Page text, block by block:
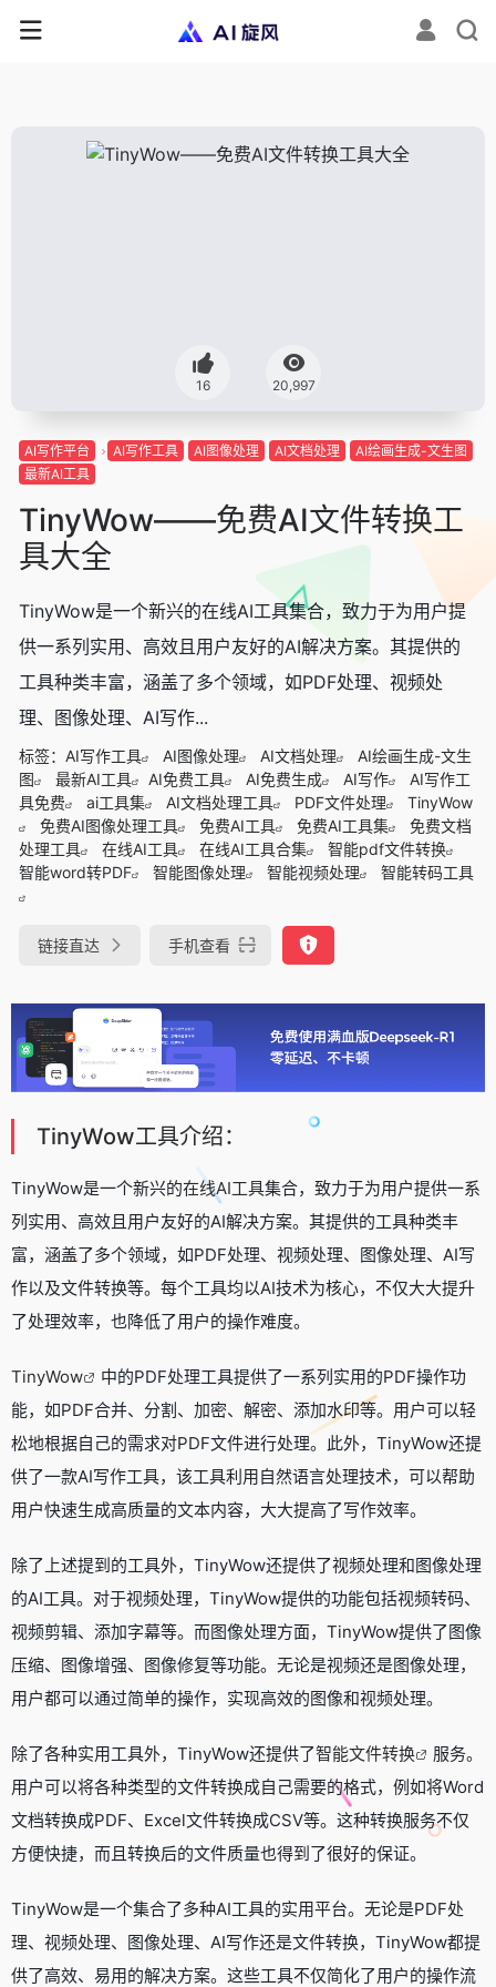
16 20,997
AI写作平台 AI写作工具 AI图像处理 AI文档处理
AI绘画生成-文生图
最新AI工具
TinyWow——免费AI文件转换工
具大全
TinyWow是一个新兴的在线AI工具集合，致力于为用户提
供一系列实用、高效且用户友好的AI解决方案。其提供的
工具种类丰富，涵盖了多个领域，如PDF处理、视频处
理、图像处理、AI写作...
标签： AI写作工具 AI图像处理 AI文档处理
AI绘画生成-文生
图
最新AI工具 AI免费工具 AI免费生成 AI写作
AI写作工
具免费
ai工具集 AI文档处理工具 PDF文件处理
TinyWow
免费AI图像处理工具
免费AI工具 免费AI工具集
免费文档
处理工具
在线AI工具 在线AI工具合集
智能pdf文件转换
智能word转PDF
智能图像处理 智能视频处理 智能转码工具
链接直达 手机查看
TinyWow工具介绍：
TinyWow是一个新兴的在线AI工具集合，致力于为用户提供一系
列实用、高效且用户友好的AI解决方案。其提供的工具种类丰
富，涵盖了多个领域，如PDF处理、视频处理、图像处理、AI写
作以及文件转换等。每个工具均以AI技术为核心，不仅大大提升
了处理效率，也降低了用户的操作难度。
TinyWow
中的PDF处理工具提供了一系列实用的PDF操作功
能，如PDF合并、分割、加密、解密、添加水印等。用户可以轻
松地根据自己的需求对PDF文件进行处理。此外，TinyWow还提
供了一款AI写作工具，该工具利用自然语言处理技术，可以帮助
用户快速生成高质量的文本内容，大大提高了写作效率。
除了上述提到的工具外，TinyWow还提供了视频处理和图像处理
的AI工具。对于视频处理，TinyWow提供的功能包括视频转码、
视频剪辑、添加字幕等。而图像处理方面，TinyWow提供了图像
压缩、图像增强、图像修复等功能。无论是视频还是图像处理，
用户都可以通过简单的操作，实现高效的图像和视频处理。
除了各种实用工具外，TinyWow还提供了智能文件转换
服务。
用户可以将各种类型的文件转换成自己需要的格式，例如将Word
文档转换成PDF、Excel文件转换成CSV等。这种转换服务不仅
方便快捷，而且转换后的文件质量也得到了很好的保证。
TinyWow是一个集合了多种AI工具的实用平台。无论是PDF处
理、视频处理、图像处理、AI写作还是文件转换，TinyWow都提
供了高效、易用的解决方案。这些工具不仅简化了用户的操作流